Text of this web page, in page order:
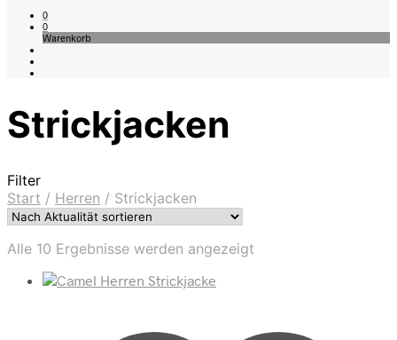
0
0
Warenkorb
Strickjacken
Filter
Start / Herren / Strickjacken
Alle 10 Ergebnisse werden angezeigt